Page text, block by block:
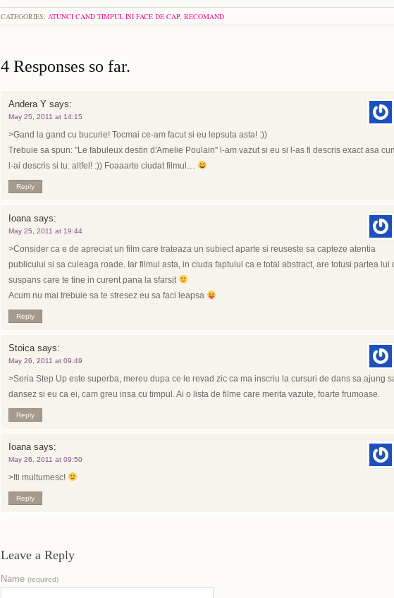
CATEGORIES: ATUNCI CAND TIMPUL ISI FACE DE CAP, RECOMAND
4 Responses so far.
Andera Y says:
May 25, 2011 at 14:15
>Gand la gand cu bucurie! Tocmai ce-am facut si eu lepsuta asta! :))
Trebuie sa spun: "Le fabuleux destin d'Amelie Poulain" l-am vazut si eu si l-as fi descris exact asa
l-ai descris si tu: altfel! :)) Foaaarte ciudat filmul…
Reply
Ioana says:
May 25, 2011 at 19:44
>Consider ca e de apreciat un film care trateaza un subiect aparte si reuseste sa capteze atentia
publicului si sa culeaga roade. Iar filmul asta, in ciuda faptului ca e total abstract, are totusi partea lui
suspans care te tine in curent pana la sfarsit
Acum nu mai trebuie sa te stresez eu sa faci leapsa
Reply
Stoica says:
May 26, 2011 at 09:49
>Seria Step Up este superba, mereu dupa ce le revad zic ca ma inscriu la cursuri de dans sa ajung
dansez si eu ca ei, cam greu insa cu timpul. Ai o lista de filme care merita vazute, foarte frumoase.
Reply
Ioana says:
May 26, 2011 at 09:50
>Iti multumesc!
Reply
Leave a Reply
Name (required)